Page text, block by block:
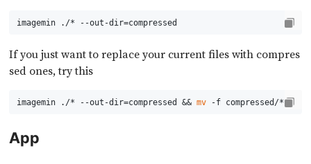
imagemin ./* --out-dir=compressed
If you just want to replace your current files with compres
sed ones, try this
imagemin ./* --out-dir=compressed && mv -f compressed/* .
App